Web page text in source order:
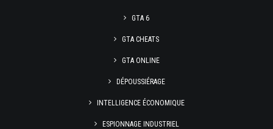
GTA 6
GTA CHEATS
GTA ONLINE
DÉPOUSSIÉRAGE
INTELLIGENCE ÉCONOMIQUE
ESPIONNAGE INDUSTRIEL